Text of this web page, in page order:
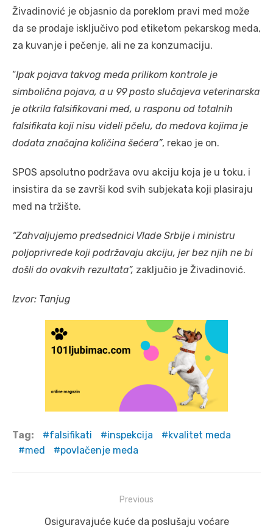
Živadinović je objasnio da poreklom pravi med može
da se prodaje isključivo pod etiketom pekarskog meda,
za kuvanje i pečenje, ali ne za konzumaciju.
“Ipak pojava takvog meda prilikom kontrole je
simbolična pojava, a u 99 posto slučajeva veterinarska
je otkrila falsifikovani med, u rasponu od totalnih
falsifikata koji nisu videli pčelu, do medova kojima je
dodata značajna količina šećera”, rekao je on.
SPOS apsolutno podržava ovu akciju koja je u toku, i
insistira da se završi kod svih subjekata koji plasiraju
med na tržište.
“Zahvaljujemo predsednici Vlade Srbije i ministru
poljoprivrede koji podržavaju akciju, jer bez njih ne bi
došli do ovakvih rezultata”, zaključio je Živadinović.
Izvor: Tanjug
Tag: falsifikati inspekcija
kvalitet meda
med
povlačenje meda
navigation
Previous
Previous
Osiguravajuće kuće da poslušaju voćare